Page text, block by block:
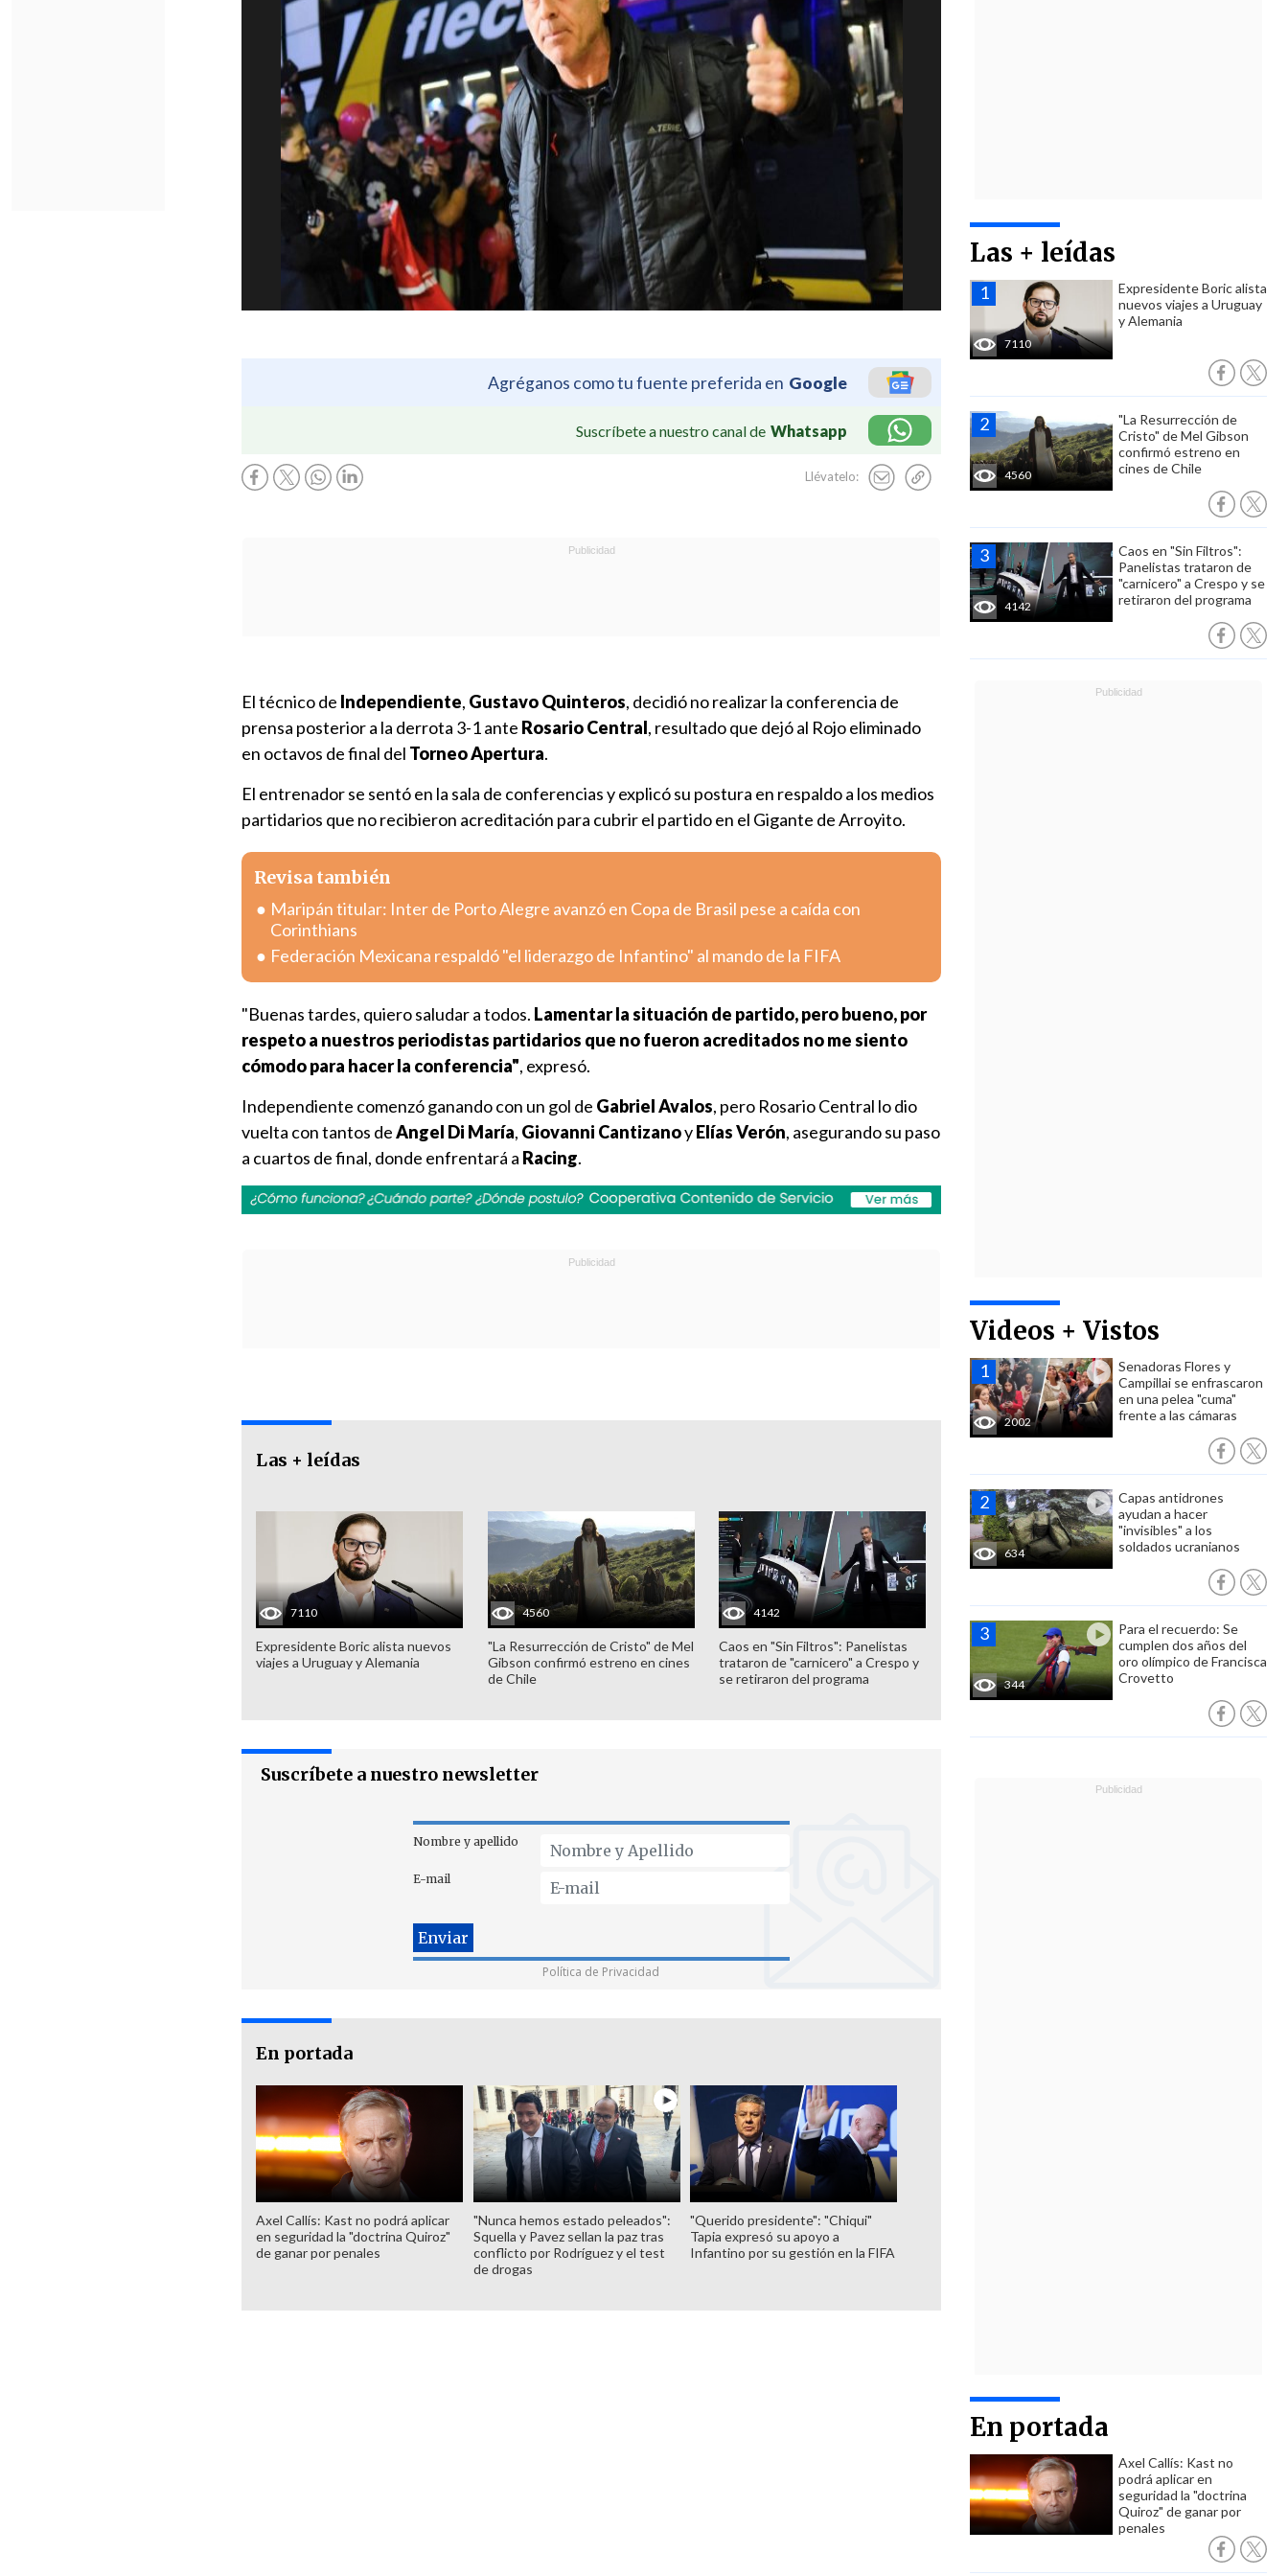
Agréganos como tu fuente preferida en Google
Suscríbete a nuestro canal de Whatsapp
Llévatelo:
Las + leídas
7110
Expresidente Boric alista
nuevos viajes a Uruguay
y Alemania
4560
"La Resurrección de
Cristo" de Mel Gibson
confirmó estreno en
cines de Chile
4142
Caos en "Sin Filtros":
Panelistas trataron de
"carnicero" a Crespo y se
retiraron del programa
Videos + Vistos
2002
Senadoras Flores y
Campillai se enfrascaron
en una pelea "cuma"
frente a las cámaras
634
Capas antidrones
ayudan a hacer
"invisibles" a los
soldados ucranianos
344
Para el recuerdo: Se
cumplen dos años del
oro olímpico de Francisca
Crovetto
En portada
Axel Callís: Kast no
podrá aplicar en
seguridad la "doctrina
Quiroz" de ganar por
penales
El técnico de Independiente, Gustavo Quinteros, decidió no realizar la conferencia de
prensa posterior a la derrota 3-1 ante Rosario Central, resultado que dejó al Rojo eliminado
en octavos de final del Torneo Apertura.
El entrenador se sentó en la sala de conferencias y explicó su postura en respaldo a los medios
partidarios que no recibieron acreditación para cubrir el partido en el Gigante de Arroyito.
Revisa también
Maripán titular: Inter de Porto Alegre avanzó en Copa de Brasil pese a caída con
Corinthians
Federación Mexicana respaldó "el liderazgo de Infantino" al mando de la FIFA
"Buenas tardes, quiero saludar a todos. Lamentar la situación de partido, pero bueno, por
respeto a nuestros periodistas partidarios que no fueron acreditados no me siento
cómodo para hacer la conferencia", expresó.
Independiente comenzó ganando con un gol de Gabriel Avalos, pero Rosario Central lo dio
vuelta con tantos deAngel Di María, Giovanni CantizanoyElías Verón, asegurando su paso
a cuartos de final, donde enfrentará a Racing.
Las + leídas
7110
Expresidente Boric alista nuevos
viajes a Uruguay y Alemania
4560
"La Resurrección de Cristo" de Mel
Gibson confirmó estreno en cines
de Chile
4142
Caos en "Sin Filtros": Panelistas
trataron de "carnicero" a Crespo y
se retiraron del programa
Suscríbete a nuestro newsletter
Nombre y apellido
E-mail
Política de Privacidad
En portada
Axel Callís: Kast no podrá aplicar
en seguridad la "doctrina Quiroz"
de ganar por penales
"Nunca hemos estado peleados":
Squella y Pavez sellan la paz tras
conflicto por Rodríguez y el test
de drogas
"Querido presidente": "Chiqui"
Tapia expresó su apoyo a
Infantino por su gestión en la FIFA